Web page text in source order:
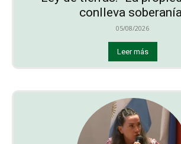
conlleva
05/08/2026
Leer más